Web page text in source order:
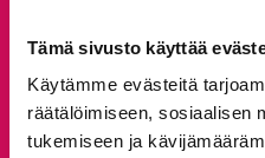
Tämä sivusto käyttää
Käytämme evästeitä
räätälöimiseen, sosiaalisen
tukemiseen ja